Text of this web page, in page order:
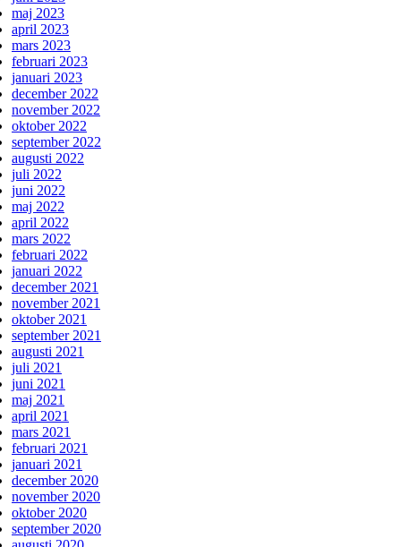
maj 2023
april 2023
mars 2023
februari 2023
januari 2023
december 2022
november 2022
oktober 2022
september 2022
augusti 2022
juli 2022
juni 2022
maj 2022
april 2022
mars 2022
februari 2022
januari 2022
december 2021
november 2021
oktober 2021
september 2021
augusti 2021
juli 2021
juni 2021
maj 2021
april 2021
mars 2021
februari 2021
januari 2021
december 2020
november 2020
oktober 2020
september 2020